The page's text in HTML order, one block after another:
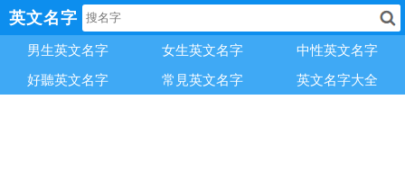
英文名字
男生英文名字 女生英文名字
中性英文名字
好聽英文名字
常見英文名字 英文名字大全